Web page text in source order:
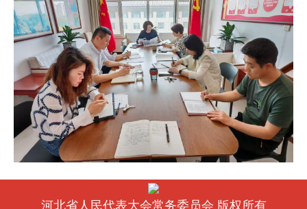
河北省人民代表大会常务委员会 版权所有